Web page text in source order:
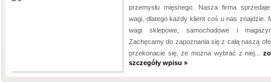
przemysłu mięsnego. Nasza firma
wagi, dlatego każdy klient coś u nas znajdzie.
wagi sklepowe, samochodowe i
Zachęcamy do zapoznania się z całą naszą
przekonacie się, że można wybrać z niej...
szczegóły wpisu »